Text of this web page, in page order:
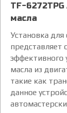
TF-6272TPG
масла
Установка для
представляет
эффективного
масла из
такие как
данное